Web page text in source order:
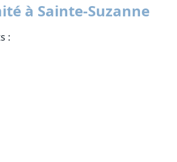
à Sainte-Suzanne
: